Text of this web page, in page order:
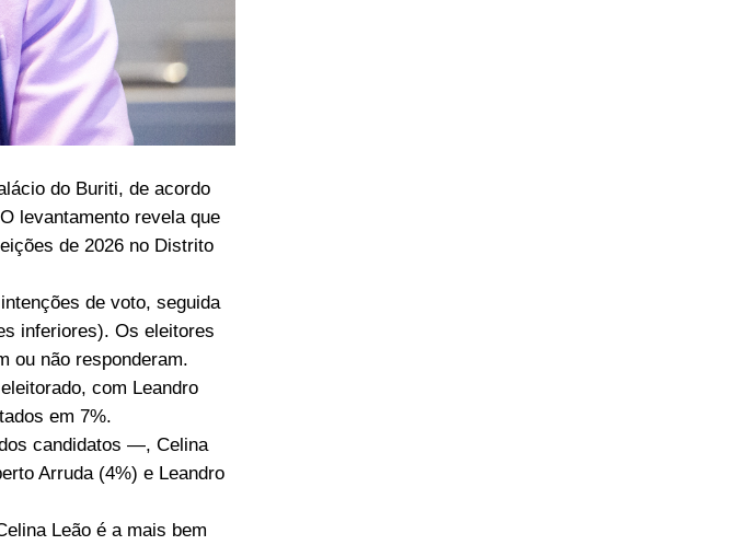
do Buriti, de acordo
levantamento revela que
de 2026 no Distrito
de voto, seguida
inferiores). Os eleitores
ou não responderam.
com Leandro
em 7%.
candidatos —, Celina
Arruda (4%) e Leandro
Leão é a mais bem